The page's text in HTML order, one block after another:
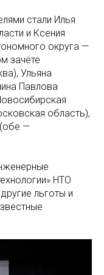
стали Илья
и Ксения
округа —
зачёте
Ульяна
Павлова
область),
—
НТО
льготы и